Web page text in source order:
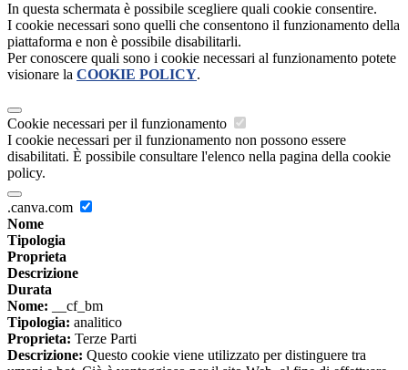
In questa schermata è possibile scegliere quali cookie consentire.
I cookie necessari sono quelli che consentono il funzionamento della
piattaforma e non è possibile disabilitarli.
Per conoscere quali sono i cookie necessari al funzionamento potete
visionare la COOKIE POLICY.
Cookie necessari per il funzionamento
I cookie necessari per il funzionamento non possono essere
disabilitati. È possibile consultare l'elenco nella pagina della cookie
policy.
.canva.com
Nome
Tipologia
Proprieta
Descrizione
Durata
Nome: __cf_bm
Tipologia: analitico
Proprieta: Terze Parti
Descrizione: Questo cookie viene utilizzato per distinguere tra